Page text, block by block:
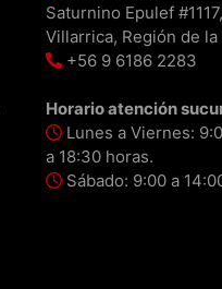
Saturnino Epulef
Villarrica, Región de la
+56 9 6186 2283
Horario atención
Lunes a Viernes:
a 18:30 horas.
Sábado: 9:00 a